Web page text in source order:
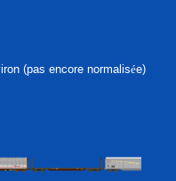
(pas encore normalisée)